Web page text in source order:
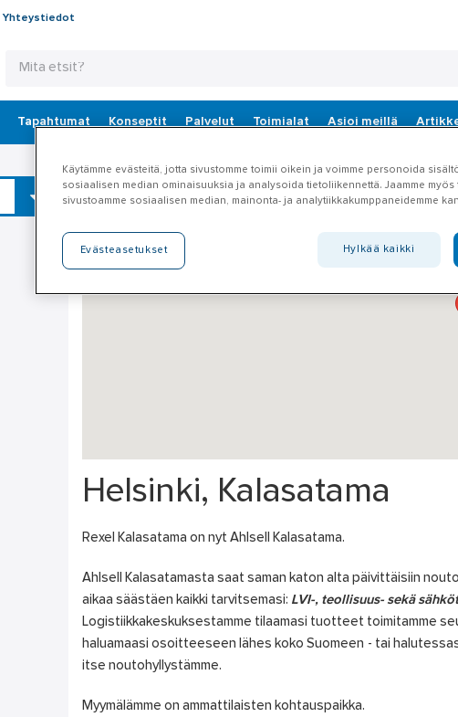
Yhteystiedot
Tapahtumat Konseptit Palvelut Toimialat Asioi meillä
Helsinki, Kalasatama
Rexel Kalasatama on nyt Ahlsell Kalasatama.
Ahlsell Kalasatamasta saat saman katon alta päivittäisiin
aikaa säästäen kaikki tarvitsemasi: LVI-, teollisuus- sekä
Logistiikkakeskuksestamme tilaamasi tuotteet toimitamme
haluamaasi osoitteeseen lähes koko Suomeen - tai
itse noutohyllystämme.
Myymälämme on ammattilaisten kohtauspaikka.
Käytämme evästeitä, jotta sivustomme toimii oikein ja voimme personoida
sosiaalisen median ominaisuuksia ja analysoida tietoliikennettä. Jaamme
sivustoamme sosiaalisen median, mainonta- ja analytiikkakumppaneidemme
Evästeasetukset Hylkää kaikki